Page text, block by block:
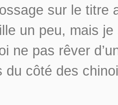
sur le titre
un peu, mais
ne pas rêver
du côté des